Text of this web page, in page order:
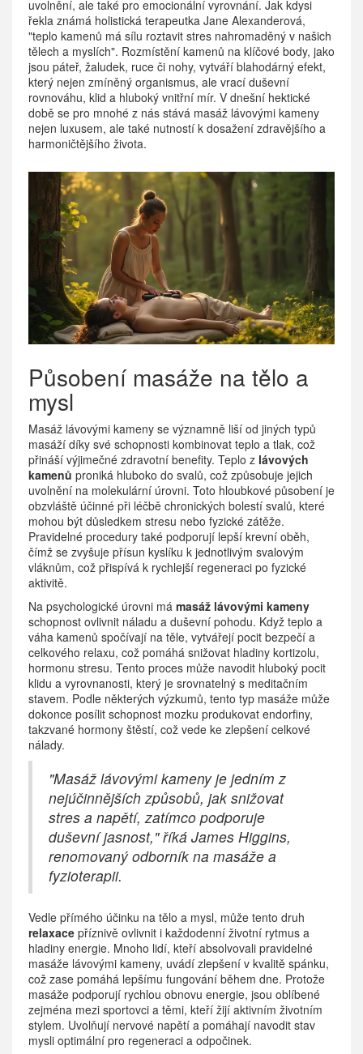
uvolnění, ale také pro emocionální vyrovnání. Jak kdysi
řekla známá holistická terapeutka Jane Alexanderová,
"teplo kamenů má sílu roztavit stres nahromaděný v našich
tělech a myslích". Rozmístění kamenů na klíčové body, jako
jsou páteř, žaludek, ruce či nohy, vytváří blahodárný efekt,
který nejen zmíněný organismus, ale vrací duševní
rovnováhu, klid a hluboký vnitřní mír. V dnešní hektické
době se pro mnohé z nás stává masáž lávovými kameny
nejen luxusem, ale také nutností k dosažení zdravějšího a
harmoničtějšího života.
Působení masáže na tělo a
mysl
Masáž lávovými kameny se významně liší od jiných typů
masáží díky své schopnosti kombinovat teplo a tlak, což
přináší výjimečné zdravotní benefity. Teplo z lávových
kamenů proniká hluboko do svalů, což způsobuje jejich
uvolnění na molekulární úrovni. Toto hloubkové působení je
obzvláště účinné při léčbě chronických bolestí svalů, které
mohou být důsledkem stresu nebo fyzické zátěže.
Pravidelné procedury také podporují lepší krevní oběh,
čímž se zvyšuje přísun kyslíku k jednotlivým svalovým
vláknům, což přispívá k rychlejší regeneraci po fyzické
aktivitě.
Na psychologické úrovni má masáž lávovými kameny
schopnost ovlivnit náladu a duševní pohodu. Když teplo a
váha kamenů spočívají na těle, vytvářejí pocit bezpečí a
celkového relaxu, což pomáhá snižovat hladiny kortizolu,
hormonu stresu. Tento proces může navodit hluboký pocit
klidu a vyrovnanosti, který je srovnatelný s meditačním
stavem. Podle některých výzkumů, tento typ masáže může
dokonce posílit schopnost mozku produkovat endorfiny,
takzvané hormony štěstí, což vede ke zlepšení celkové
nálady.
"Masáž lávovými kameny je jedním z
nejúčinnějších způsobů, jak snižovat
stres a napětí, zatímco podporuje
duševní jasnost," říká James Higgins,
renomovaný odborník na masáže a
fyzioterapii.
Vedle přímého účinku na tělo a mysl, může tento druh
relaxace příznivě ovlivnit i každodenní životní rytmus a
hladiny energie. Mnoho lidí, kteří absolvovali pravidelné
masáže lávovými kameny, uvádí zlepšení v kvalitě spánku,
což zase pomáhá lepšímu fungování během dne. Protože
masáže podporují rychlou obnovu energie, jsou oblíbené
zejména mezi sportovci a těmi, kteří žijí aktivním životním
stylem. Uvolňují nervové napětí a pomáhají navodit stav
mysli optimální pro regeneraci a odpočinek.